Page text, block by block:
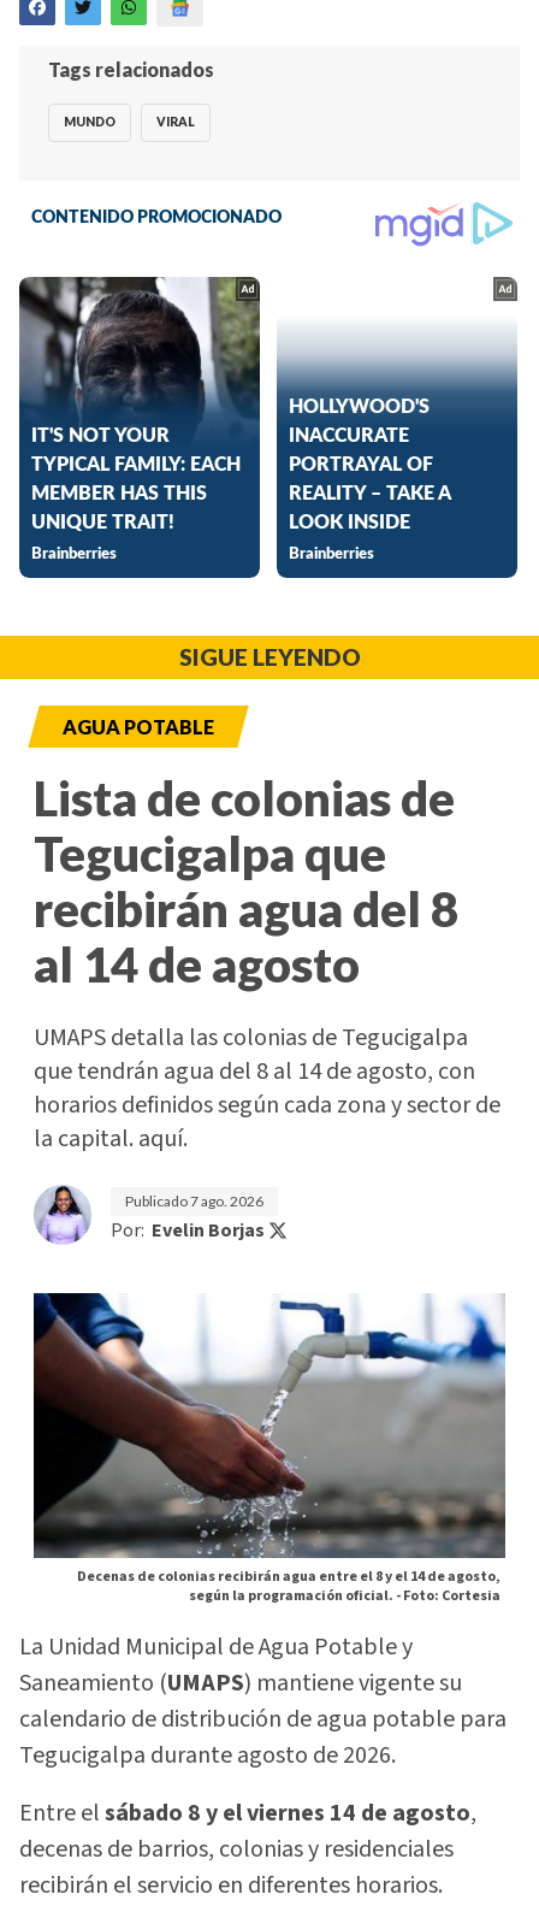
Tags relacionados
MUNDO VIRAL
SIGUE LEYENDO
AGUA POTABLE
Lista de colonias de
Tegucigalpa que
recibirán agua del 8
al 14 de agosto
UMAPS detalla las colonias de Tegucigalpa
que tendrán agua del 8 al 14 de agosto, con
horarios definidos según cada zona y sector de
la capital. aquí.
Publicado7 ago. 2026
Por: Evelin Borjas
Decenas de colonias recibirán agua entre el 8 y el 14 de agosto,
según la programación oficial. -Foto: Cortesia
La Unidad Municipal de Agua Potable y
Saneamiento (UMAPS) mantiene vigente su
calendario de distribución de agua potable para
Tegucigalpa durante agosto de 2026.
Entre elsábado 8 y el viernes 14 de agosto,
decenas de barrios, colonias y residenciales
recibirán el servicio en diferentes horarios.